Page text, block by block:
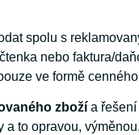
spolu s
nebo faktura/
ve formě
zboží a
to opravou,